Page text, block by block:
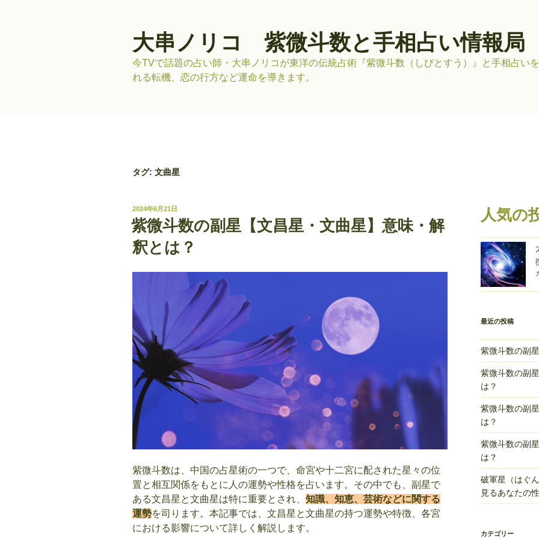
大串ノリコ 紫微斗数と手相占い情報局
今TVで話題の占い師・大串ノリコが東洋の伝統占術『紫微斗数（しびとすう）』と手相占い
れる転機、恋の行方など運命を導きます。
タグ: 文曲星
投
稿
日:
2024年6月21日
紫微斗数の副星【文昌星・文曲星】意味・解
釈とは？
紫微斗数は、中国の占星術の一つで、命宮や十二宮に配された星々の位
置と相互関係をもとに人の運勢や性格を占います。その中でも、副星で
ある文昌星と文曲星は特に重要とされ、 知識、知恵、芸術などに関する
運勢を司ります。本記事では、文昌星と文曲星の持つ運勢や特徴、各宮
における影響について詳しく解説します。
人気の
最近の投稿
紫微斗数の副
紫微斗数の副
は？
紫微斗数の副
は？
紫微斗数の副
は？
破軍星（はぐ
見るあなたの
カテゴリー